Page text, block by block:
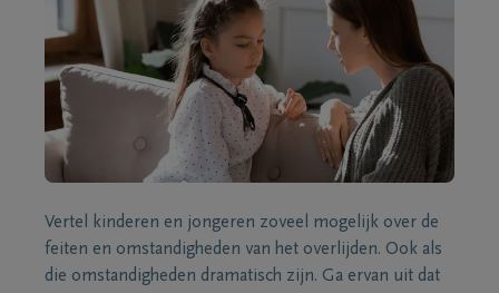
Vertel kinderen en jongeren zoveel mogelijk over de
feiten en omstandigheden van het overlijden. Ook als
die omstandigheden dramatisch zijn. Ga ervan uit dat